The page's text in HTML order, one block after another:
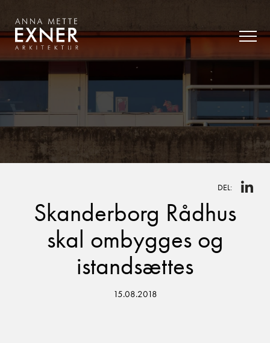
DEL:
Skanderborg Rådhus
skal ombygges og
istandsættes
15.08.2018